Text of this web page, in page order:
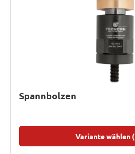
Spannbolzen
Variante wählen (